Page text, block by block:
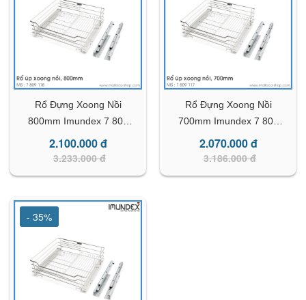
Rổ Đựng Xoong Nồi
800mm Imundex 7 809
118
2.100.000 đ
3.233.000 đ
Rổ Đựng Xoong Nồi
700mm Imundex 7 809
117
2.070.000 đ
3.186.000 đ
- 35%